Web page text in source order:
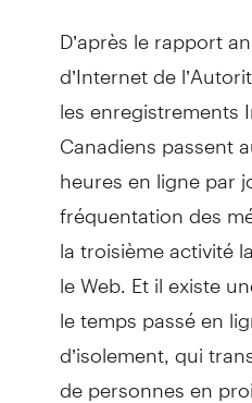
D’après le rapport
d’Internet de
les enregistrements
Canadiens passent
heures en ligne par
fréquentation des
la troisième activité
le Web. Et il existe
le temps passé en
d’isolement, qui
de personnes en